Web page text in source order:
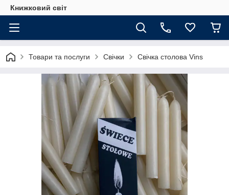
Книжковий світ
Товари та послуги Свічки Свічка столова Vins